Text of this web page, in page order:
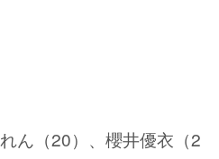
ん（20）、櫻井優衣（2